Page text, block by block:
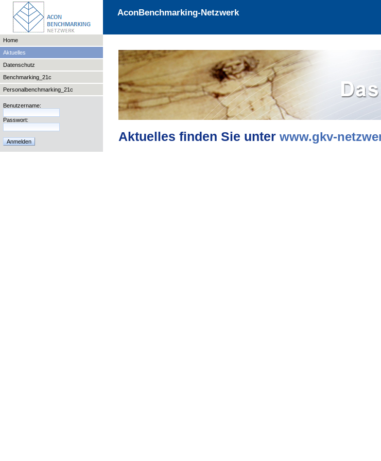
AconBenchmarking-Netzwerk
Home
Aktuelles
Datenschutz
Benchmarking_21c
Personalbenchmarking_21c
Benutzername:
Passwort:
Aktuelles finden Sie unterwww.gkv-